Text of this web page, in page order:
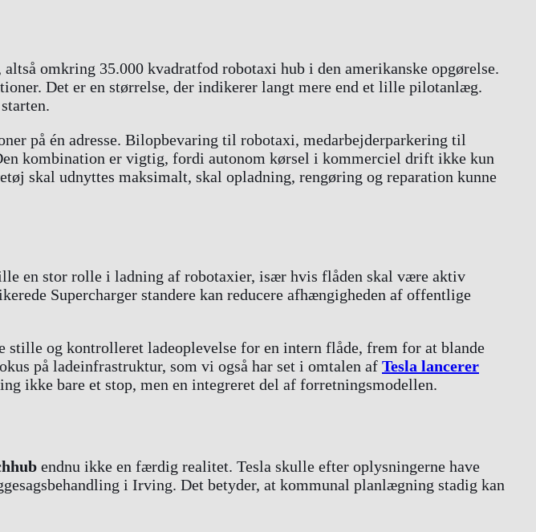
omkring 35.000 kvadratfod robotaxi hub i den amerikanske opgørelse.
Det er en størrelse, der indikerer langt mere end et lille pilotanlæg.
på én adresse. Bilopbevaring til robotaxi, medarbejderparkering til
kombination er vigtig, fordi autonom kørsel i kommerciel drift ikke kun
skal udnyttes maksimalt, skal opladning, rengøring og reparation kunne
en stor rolle i ladning af robotaxier, især hvis flåden skal være aktiv
Supercharger standere kan reducere afhængigheden af offentlige
stille og kontrolleret ladeoplevelse for en intern flåde, frem for at blande
på ladeinfrastruktur, som vi også har set i omtalen af Tesla lancerer
ikke bare et stop, men en integreret del af forretningsmodellen.
endnu ikke en færdig realitet. Tesla skulle efter oplysningerne have
i Irving. Det betyder, at kommunal planlægning stadig kan